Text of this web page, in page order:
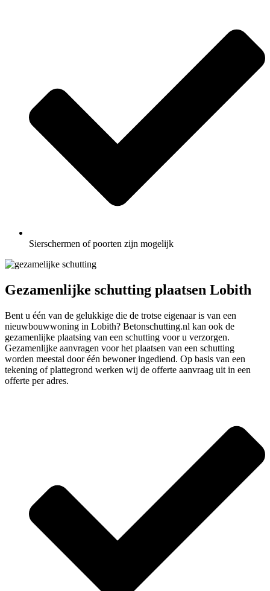
Sierschermen of poorten zijn mogelijk
Gezamenlijke schutting plaatsen Lobith
Bent u één van de gelukkige die de trotse eigenaar is van een
nieuwbouwwoning in Lobith? Betonschutting.nl kan ook de
gezamenlijke plaatsing van een schutting voor u verzorgen.
Gezamenlijke aanvragen voor het plaatsen van een schutting
worden meestal door één bewoner ingediend. Op basis van een
tekening of plattegrond werken wij de offerte aanvraag uit in een
offerte per adres.